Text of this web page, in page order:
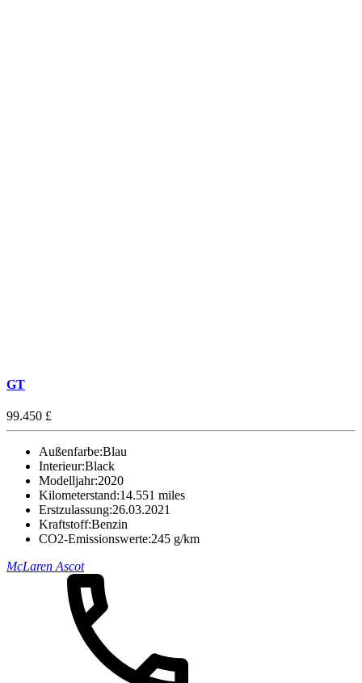
GT
99.450 £
Außenfarbe:Blau
Interieur:Black
Modelljahr:2020
Kilometerstand:14.551 miles
Erstzulassung:26.03.2021
Kraftstoff:Benzin
CO2-Emissionswerte:245 g/km
McLaren Ascot